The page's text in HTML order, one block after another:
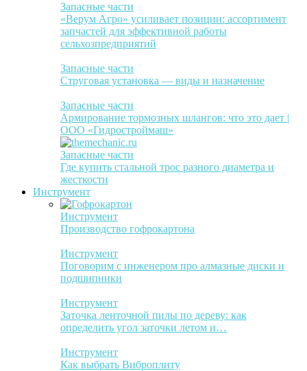
Запасные части
«Верум Агро» усиливает позиции: ассортимент
запчастей для эффективной работы
сельхозпредприятий
Запасные части
Струговая установка — виды и назначение
Запасные части
Армирование тормозных шлангов: что это дает |
ООО «Гидростроймаш»
Запасные части
Где купить стальной трос разного диаметра и
жесткости
Инструмент
Инструмент
Производство гофрокартона
Инструмент
Поговорим с инженером про алмазные диски и
подшипники
Инструмент
Заточка ленточной пилы по дереву: как
определить угол заточки летом и…
Инструмент
Как выбрать Виброплиту